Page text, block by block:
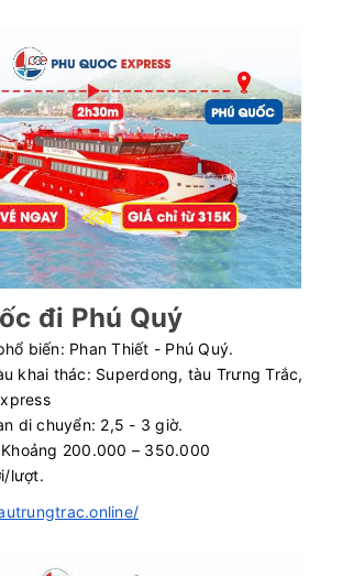
đi Phú Quý
biến: Phan Thiết - Phú Quý.
khai thác: Superdong, tàu Trưng Trắc,
di chuyển: 2,5 - 3 giờ.
200.000 – 350.000
lượt.